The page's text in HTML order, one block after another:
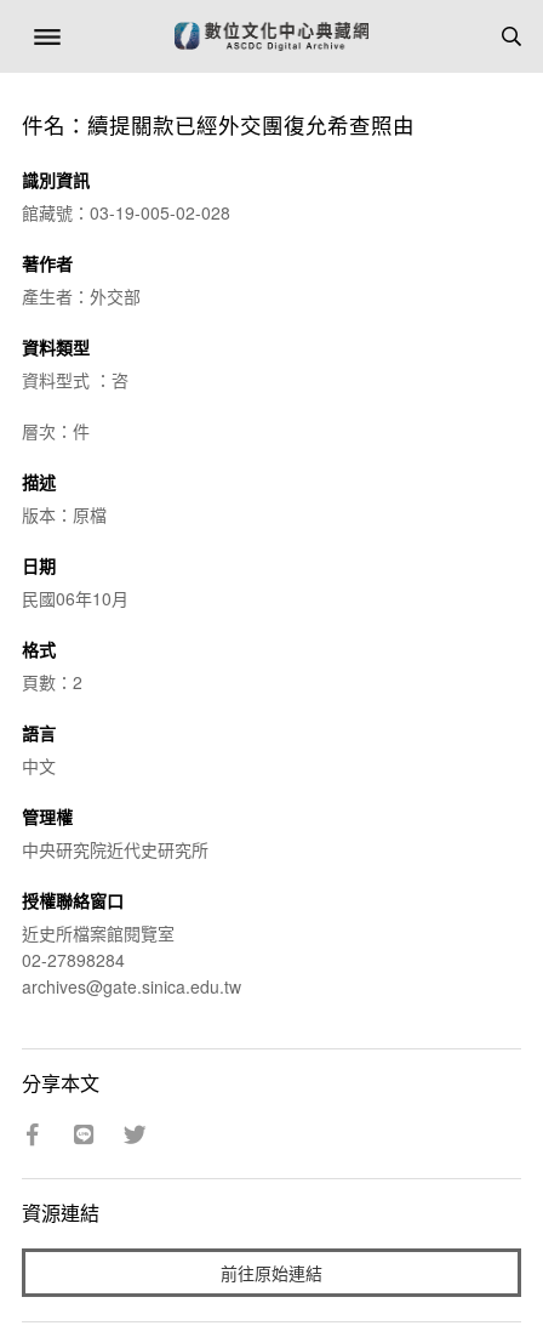
件名：續提關款已經外交團復允希查照由
識別資訊
館藏號：03-19-005-02-028
著作者
產生者：外交部
資料類型
資料型式 ：咨
層次：件
描述
版本：原檔
日期
民國06年10月
格式
頁數：2
語言
中文
管理權
中央研究院近代史研究所
授權聯絡窗口
近史所檔案館閱覽室
02-27898284
archives@gate.sinica.edu.tw
分享本文
資源連結
前往原始連結